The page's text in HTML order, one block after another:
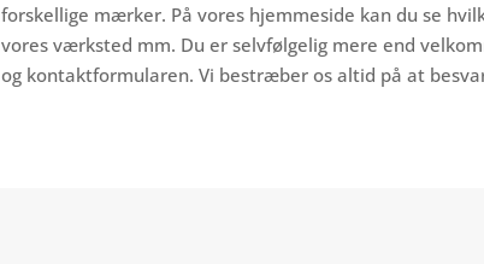
forskellige mærker. På vores hjemmeside kan du se
vores værksted mm. Du er selvfølgelig mere end
og kontaktformularen. Vi bestræber os altid på at